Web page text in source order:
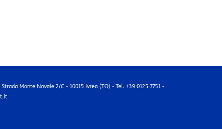
Monte Navale 2/C - 10015 Ivrea (TO) - Tel. +39 0125 7751 -